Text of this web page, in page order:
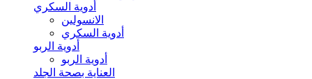
أدوية السكري
الانسولين
أدوية السكري
أدوية الربو
أدوية الربو
العناية بصحة الجلد